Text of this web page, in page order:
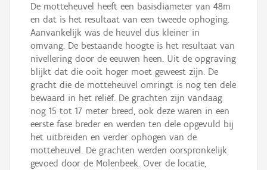
De motteheuvel heeft een basisdiameter van 48m
en dat is het resultaat van een tweede ophoging.
Aanvankelijk was de heuvel dus kleiner in
omvang. De bestaande hoogte is het resultaat van
nivellering door de eeuwen heen. Uit de opgraving
blijkt dat die ooit hoger moet geweest zijn. De
gracht die de motteheuvel omringt is nog ten dele
bewaard in het reliëf. De grachten zijn vandaag
nog 15 tot 17 meter breed, ook deze waren in een
eerste fase breder en werden ten dele opgevuld bij
het uitbreiden en verder ophogen van de
motteheuvel. De grachten werden oorspronkelijk
gevoed door de Molenbeek. Over de locatie,